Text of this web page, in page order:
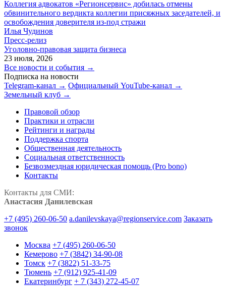
Коллегия адвокатов «Регионсервис» добилась отмены
обвинительного вердикта коллегии присяжных заседателей, и
освобождения доверителя из-под стражи
Илья Чудинов
Пресс-релиз
Уголовно-правовая защита бизнеса
23 июля, 2026
Все новости и события →
Подписка на новости
Telegram-канал → Официальный YouTube-канал →
Земельный клуб →
Правовой обзор
Практики и отрасли
Рейтинги и награды
Поддержка спорта
Общественная деятельность
Социальная ответственность
Безвозмездная юридическая помощь (Pro bono)
Контакты
Контакты для СМИ:
Анастасия Данилевская
+7 (495) 260-06-50 a.danilevskaya@regionservice.com Заказать
звонок
Москва +7 (495) 260-06-50
Кемерово +7 (3842) 34-90-08
Томск +7 (3822) 51-33-75
Тюмень +7 (912) 925-41-09
Екатеринбург + 7 (343) 272-45-07